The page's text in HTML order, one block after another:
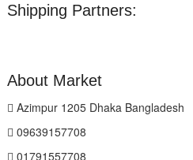
Shipping Partners:
About Market
Azimpur 1205 Dhaka Bangladesh
09639157708
01791557708